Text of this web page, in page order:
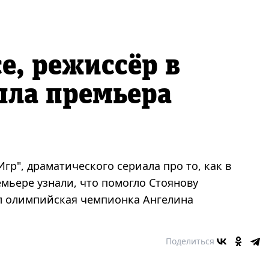
режиссёр в
премьера
драматического сериала про то, как в
узнали, что помогло Стоянову
олимпийская чемпионка Ангелина
Поделиться